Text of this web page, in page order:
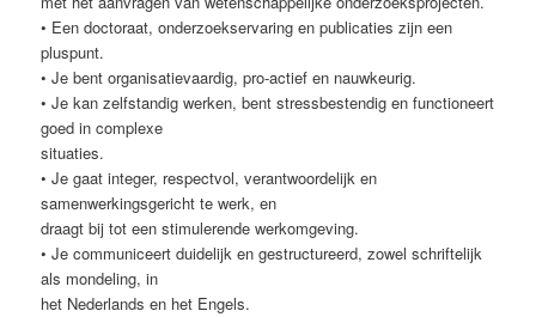
• Een doctoraat, onderzoekservaring en publicaties zijn een
pluspunt.
• Je bent organisatievaardig, pro-actief en nauwkeurig.
• Je kan zelfstandig werken, bent stressbestendig en functioneert
goed in complexe
situaties.
• Je gaat integer, respectvol, verantwoordelijk en
samenwerkingsgericht te werk, en
draagt bij tot een stimulerende werkomgeving.
• Je communiceert duidelijk en gestructureerd, zowel schriftelijk
als mondeling, in
het Nederlands en het Engels.